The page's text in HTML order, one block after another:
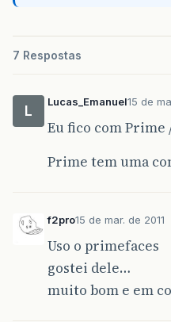
7 Respostas
L
Lucas_Emanuel15 de
Eu fico com Prime
Prime tem uma
f2pro15 de mar. de 2011
Uso o primefaces
gostei dele…
muito bom e em